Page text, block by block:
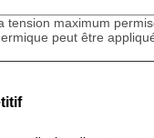
tension maximum
peut être